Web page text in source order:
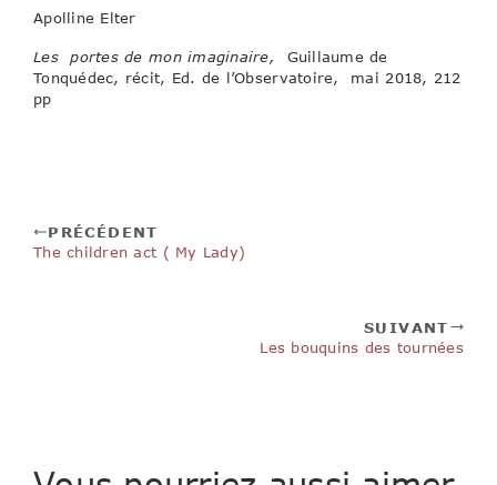
Apolline Elter
Les portes de mon imaginaire,
Guillaume de
Tonquédec, récit, Ed. de l’Observatoire, mai 2018, 212
pp
PRÉCÉDENT
The children act ( My Lady)
SUIVANT
Les bouquins des tournées